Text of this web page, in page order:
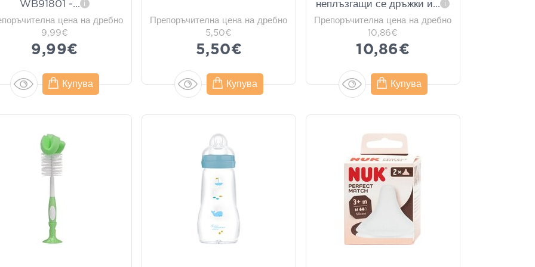
WB91801 -... i
цена на дребно
9,99€
9,99€
Купува
Препоръчителна цена на дребно
5,50€
5,50€
Купува
неплъзгащи се дръжки и... i
Препоръчителна цена на дребно
10,86€
10,86€
Купува